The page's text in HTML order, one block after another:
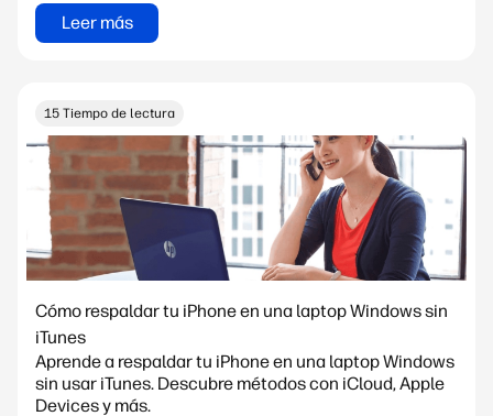
Leer más
15 Tiempo de lectura
Cómo respaldar tu iPhone en una laptop Windows sin
iTunes
Aprende a respaldar tu iPhone en una laptop Windows
sin usar iTunes. Descubre métodos con iCloud, Apple
Devices y más.